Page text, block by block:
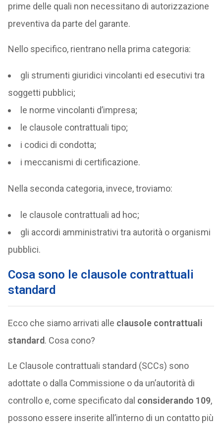
prime delle quali non necessitano di autorizzazione
preventiva da parte del garante.
Nello specifico, rientrano nella prima categoria:
gli strumenti giuridici vincolanti ed esecutivi tra
soggetti pubblici;
le norme vincolanti d’impresa;
le clausole contrattuali tipo;
i codici di condotta;
i meccanismi di certificazione.
Nella seconda categoria, invece, troviamo:
le clausole contrattuali ad hoc;
gli accordi amministrativi tra autorità o organismi
pubblici.
Cosa sono le clausole contrattuali
standard
Ecco che siamo arrivati alle clausole contrattuali
standard. Cosa cono?
Le Clausole contrattuali standard (SCCs) sono
adottate o dalla Commissione o da un’autorità di
controllo e, come specificato dal considerando 109,
possono essere inserite all’interno di un contatto più